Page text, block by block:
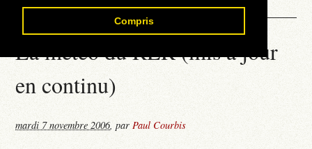
Compris
Contact
La météo du RER (mis à jour
en continu)
mardi 7 novembre 2006,parPaul Courbis